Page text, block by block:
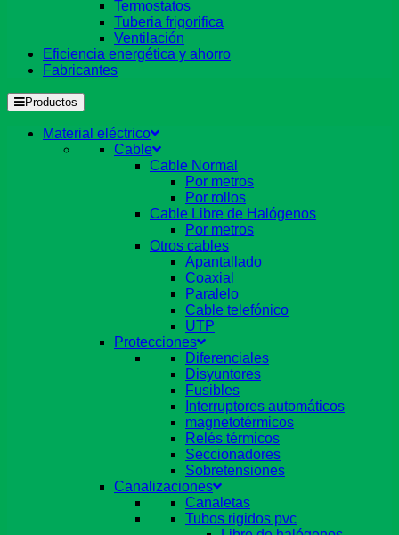
Termostatos
Tuberia frigorifica
Ventilación
Eficiencia energética y ahorro
Fabricantes
Productos
Material eléctrico
Cable
Cable Normal
Por metros
Por rollos
Cable Libre de Halógenos
Por metros
Otros cables
Apantallado
Coaxial
Paralelo
Cable telefónico
UTP
Protecciones
Diferenciales
Disyuntores
Fusibles
Interruptores automáticos
magnetotérmicos
Relés térmicos
Seccionadores
Sobretensiones
Canalizaciones
Canaletas
Tubos rigidos pvc